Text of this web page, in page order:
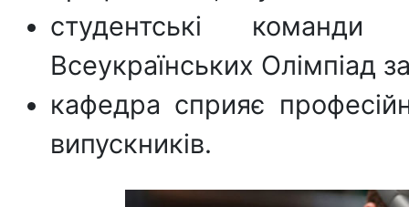
студентські
Всеукраїнських Олімпіад
кафедра сприяє
випускників.